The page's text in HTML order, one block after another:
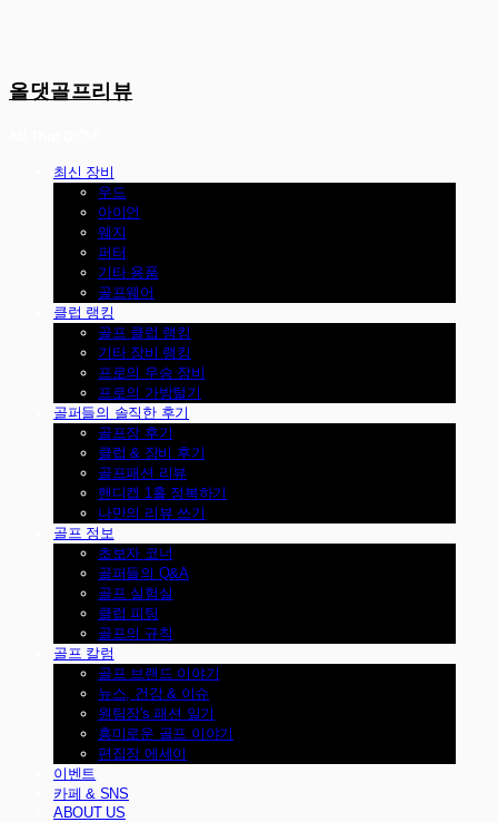
올댓골프리뷰
최신 장비
우드
아이언
웨지
퍼터
기타 용품
골프웨어
클럽 랭킹
골프 클럽 랭킹
기타 장비 랭킹
프로의 우승 장비
프로의 가방털기
골퍼들의 솔직한 후기
골프장 후기
클럽 & 장비 후기
골프패션 리뷰
핸디캡 1홀 정복하기
나만의 리뷰 쓰기
골프 정보
초보자 코너
골퍼들의 Q&A
골프 실험실
클럽 피팅
골프의 규칙
골프 칼럼
골프 브랜드 이야기
뉴스, 건강 & 이슈
원팀장's 패션 일기
흥미로운 골프 이야기
편집장 에세이
이벤트
카페 & SNS
ABOUT US